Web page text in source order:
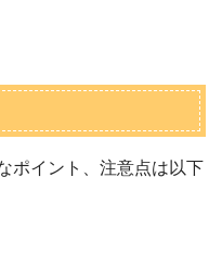
ポイント、注意点は以下